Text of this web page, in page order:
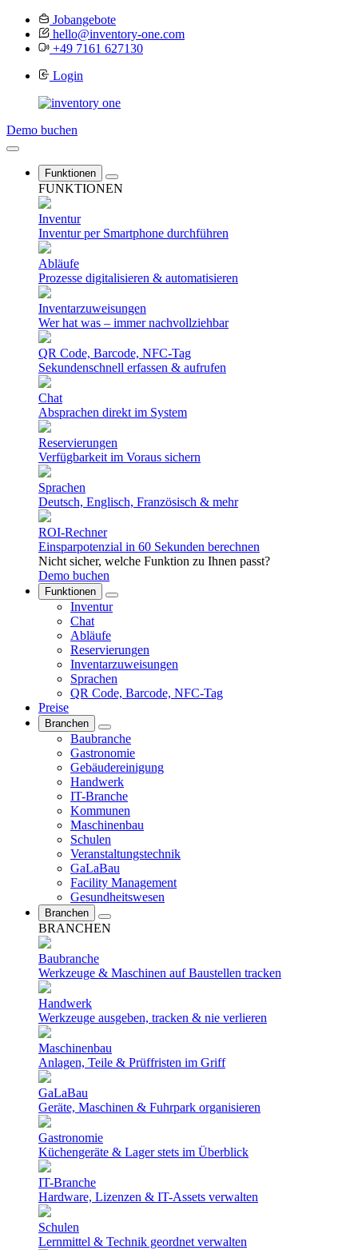
Jobangebote
hello@inventory-one.com
+49 7161 627130
Login
Demo buchen
Funktionen
FUNKTIONEN
Inventur
Inventur per Smartphone durchführen
Abläufe
Prozesse digitalisieren & automatisieren
Inventarzuweisungen
Wer hat was – immer nachvollziehbar
QR Code, Barcode, NFC-Tag
Sekundenschnell erfassen & aufrufen
Chat
Absprachen direkt im System
Reservierungen
Verfügbarkeit im Voraus sichern
Sprachen
Deutsch, Englisch, Französisch & mehr
ROI-Rechner
Einsparpotenzial in 60 Sekunden berechnen
Nicht sicher, welche Funktion zu Ihnen passt?
Demo buchen
Funktionen
Inventur
Chat
Abläufe
Reservierungen
Inventarzuweisungen
Sprachen
QR Code, Barcode, NFC-Tag
Preise
Branchen
Baubranche
Gastronomie
Gebäudereinigung
Handwerk
IT-Branche
Kommunen
Maschinenbau
Schulen
Veranstaltungstechnik
GaLaBau
Facility Management
Gesundheitswesen
Branchen
BRANCHEN
Baubranche
Werkzeuge & Maschinen auf Baustellen tracken
Handwerk
Werkzeuge ausgeben, tracken & nie verlieren
Maschinenbau
Anlagen, Teile & Prüffristen im Griff
GaLaBau
Geräte, Maschinen & Fuhrpark organisieren
Gastronomie
Küchengeräte & Lager stets im Überblick
IT-Branche
Hardware, Lizenzen & IT-Assets verwalten
Schulen
Lernmittel & Technik geordnet verwalten